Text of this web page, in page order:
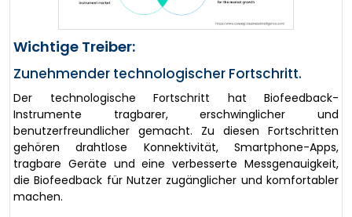
Wichtige Treiber:
Zunehmender technologischer Fortschritt.
Der technologische Fortschritt hat Biofeedback-
Instrumente tragbarer, erschwinglicher und
benutzerfreundlicher gemacht. Zu diesen Fortschritten
gehören drahtlose Konnektivität, Smartphone-Apps,
tragbare Geräte und eine verbesserte Messgenauigkeit,
die Biofeedback für Nutzer zugänglicher und komfortabler
machen.